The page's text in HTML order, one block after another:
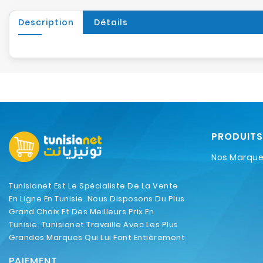
Description Détails
Tunisianet Est Le Spécialiste De La Vente
En Ligne En Tunisie. Nous Disposons Du Plus
Grand Choix Et Des Meilleurs Prix En
Tunisie. Tunisianet Travaille Avec Les Plus
Grandes Marques Qui Lui Font Entièrement
PRODUITS
Nos